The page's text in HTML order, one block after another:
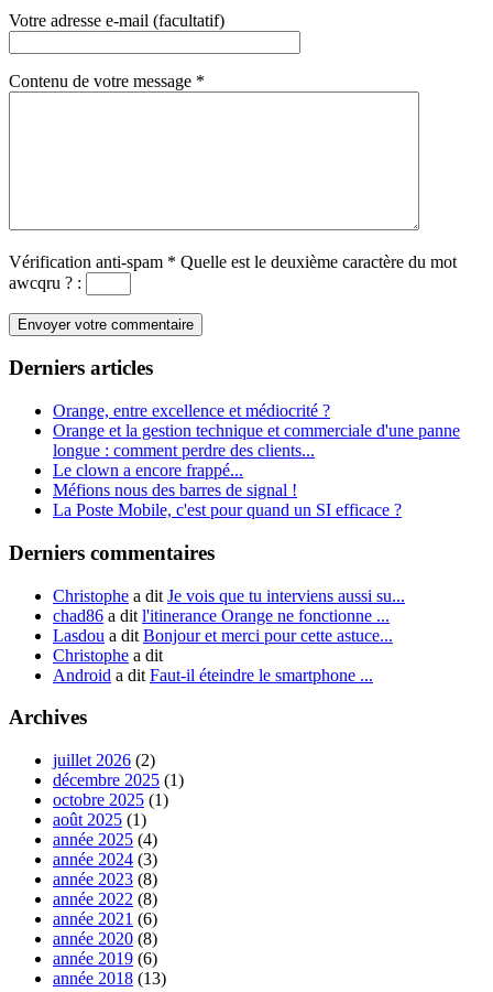
Votre adresse e-mail (facultatif)
Contenu de votre message *
Vérification anti-spam * Quelle est le deuxième caractère du mot
awcqru ? :
Derniers articles
Orange, entre excellence et médiocrité ?
Orange et la gestion technique et commerciale d'une panne
longue : comment perdre des clients...
Le clown a encore frappé...
Méfions nous des barres de signal !
La Poste Mobile, c'est pour quand un SI efficace ?
Derniers commentaires
Christophe a dit Je vois que tu interviens aussi su...
chad86 a dit l'itinerance Orange ne fonctionne ...
Lasdou a dit Bonjour et merci pour cette astuce...
Christophe a dit
Android a dit Faut-il éteindre le smartphone ...
Archives
juillet 2026 (2)
décembre 2025 (1)
octobre 2025 (1)
août 2025 (1)
année 2025 (4)
année 2024 (3)
année 2023 (8)
année 2022 (8)
année 2021 (6)
année 2020 (8)
année 2019 (6)
année 2018 (13)